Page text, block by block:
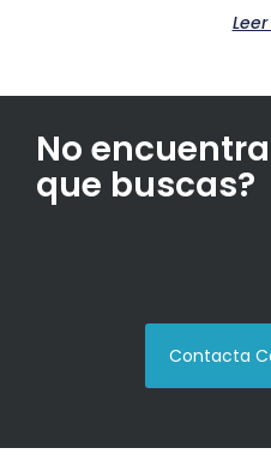
No
que buscas?
Contacta